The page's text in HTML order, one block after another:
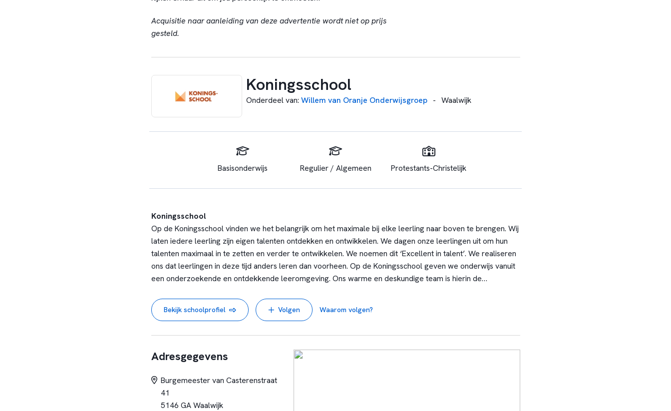
Acquisitie naar aanleiding van deze advertentie wordt niet op prijs
gesteld.
Koningsschool
Onderdeel van: Willem van Oranje Onderwijsgroep - Waalwijk
Basisonderwijs Regulier / Algemeen Protestants-Christelijk
Koningsschool
Op de Koningsschool vinden we het belangrijk om het maximale bij elke leerling naar boven te brengen. Wij
laten iedere leerling zijn eigen talenten ontdekken en ontwikkelen. We dagen onze leerlingen uit om hun
talenten maximaal in te zetten en verder te ontwikkelen. We noemen dit ‘Excellent in talent’. We realiseren
ons dat leerlingen in deze tijd anders leren dan voorheen. Op de Koningsschool geven we onderwijs vanuit
een onderzoekende en ontdekkende leeromgeving. Ons warme en deskundige team is hierin de
Bekijk schoolprofiel Volgen Waarom volgen?
Adresgegevens
Burgemeester van Casterenstraat
41
5146 GA Waalwijk